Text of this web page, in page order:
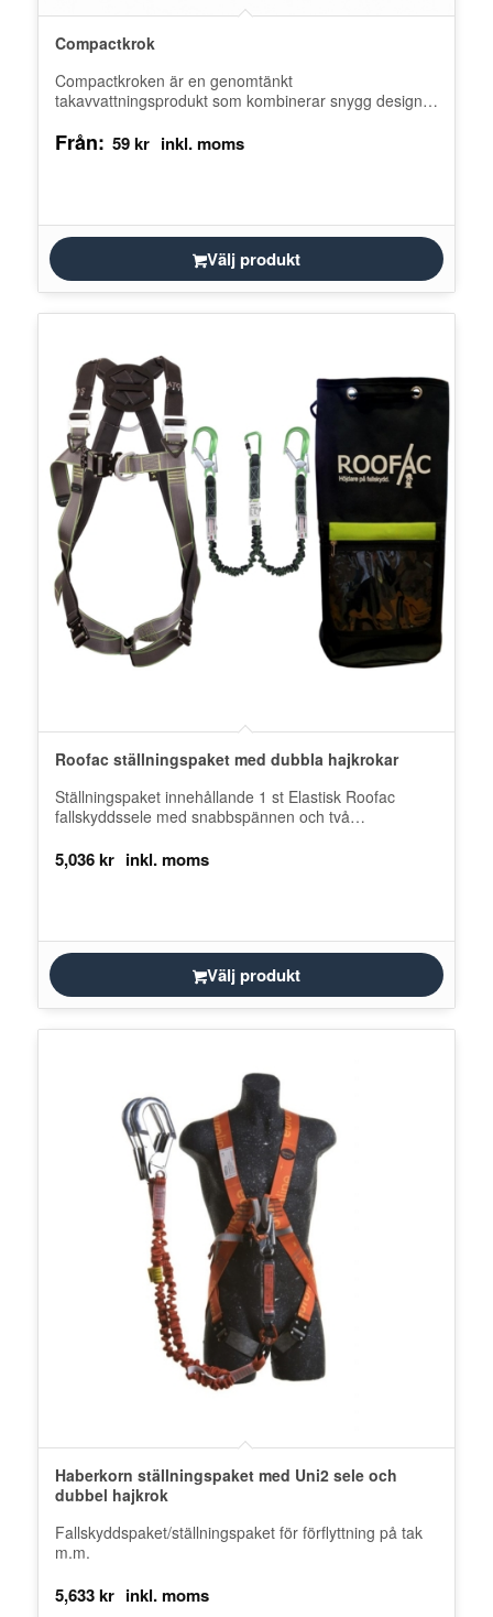
Compactkrok
Compactkroken är en genomtänkt
takavvattningsprodukt som kombinerar snygg design,
robusta konstruktion och…
Från: 59kr
Välj produkt
Roofac ställningspaket med dubbla hajkrokar
Ställningspaket innehållande 1 st Elastisk Roofac
fallskyddssele med snabbspännen och två
5,036kr
Välj produkt
Haberkorn ställningspaket med Uni2 sele och
dubbel hajkrok
Fallskyddspaket/ställningspaket för förflyttning på tak
m.m.
5,633kr